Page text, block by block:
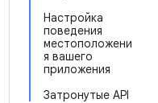
Настройка
поведения
местоположени
я вашего
приложения
Затронутые API